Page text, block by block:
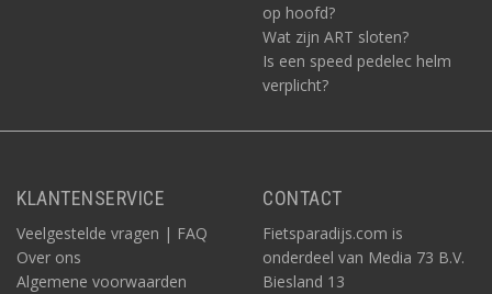
op hoofd?
Wat zijn ART sloten?
Is een speed pedelec helm
verplicht?
KLANTENSERVICE
Veelgestelde vragen | FAQ
Over ons
Algemene voorwaarden
CONTACT
Fietsparadijs.com is
onderdeel van Media 73 B.V.
Biesland 13